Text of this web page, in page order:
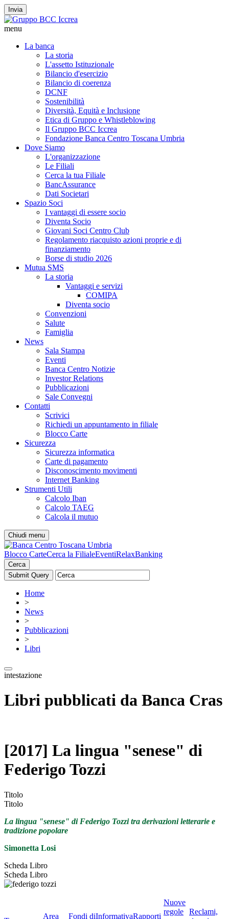
Invia
menu
La banca
La storia
L'assetto Istituzionale
Bilancio d'esercizio
Bilancio di coerenza
DCNF
Sostenibilità
Diversità, Equità e Inclusione
Etica di Gruppo e Whistleblowing
Il Gruppo BCC Iccrea
Fondazione Banca Centro Toscana Umbria
Dove Siamo
L'organizzazione
Le Filiali
Cerca la tua Filiale
BancAssurance
Dati Societari
Spazio Soci
I vantaggi di essere socio
Diventa Socio
Giovani Soci Centro Club
Regolamento riacquisto azioni proprie e di
finanziamento
Borse di studio 2026
Mutua SMS
La storia
Vantaggi e servizi
COMIPA
Diventa socio
Convenzioni
Salute
Famiglia
News
Sala Stampa
Eventi
Banca Centro Notizie
Investor Relations
Pubblicazioni
Sale Convegni
Contatti
Scrivici
Richiedi un appuntamento in filiale
Blocco Carte
Sicurezza
Sicurezza informatica
Carte di pagamento
Disconoscimento movimenti
Internet Banking
Strumenti Utili
Calcolo Iban
Calcolo TAEG
Calcola il mutuo
Chiudi menu
Blocco CarteCerca la FilialeEventiRelaxBanking
Cerca
Home
>
News
>
Pubblicazioni
>
Libri
intestazione
Libri pubblicati da Banca Cras
[2017] La lingua "senese" di
Federigo Tozzi
Titolo
Titolo
La lingua "senese" di Federigo Tozzi tra derivazioni letterarie e
tradizione popolare
Simonetta Losi
Scheda Libro
Scheda Libro
Area Fondi diInformativaRapporti
Nuove
regole
Reclami,